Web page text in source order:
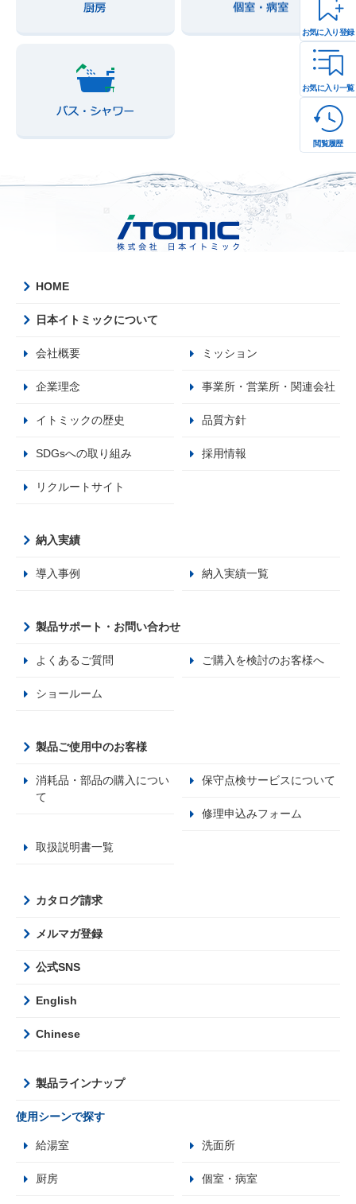
お気に入り登録
お気に入り一覧
閲覧履歴
HOME
日本イトミックについて
会社概要 ミッション
企業理念 事業所・営業所・関連会社
イトミックの歴史 品質方針
SDGsへの取り組み 採用情報
リクルートサイト
納入実績
導入事例 納入実績一覧
製品サポート・お問い合わせ
よくあるご質問 ご購入を検討のお客様へ
ショールーム
製品ご使用中のお客様
消耗品・部品の購入につい
て
保守点検サービスについて
修理申込みフォーム
取扱説明書一覧
カタログ請求
メルマガ登録
公式SNS
English
Chinese
製品ラインナップ
使用シーンで探す
給湯室 洗面所
厨房 個室・病室